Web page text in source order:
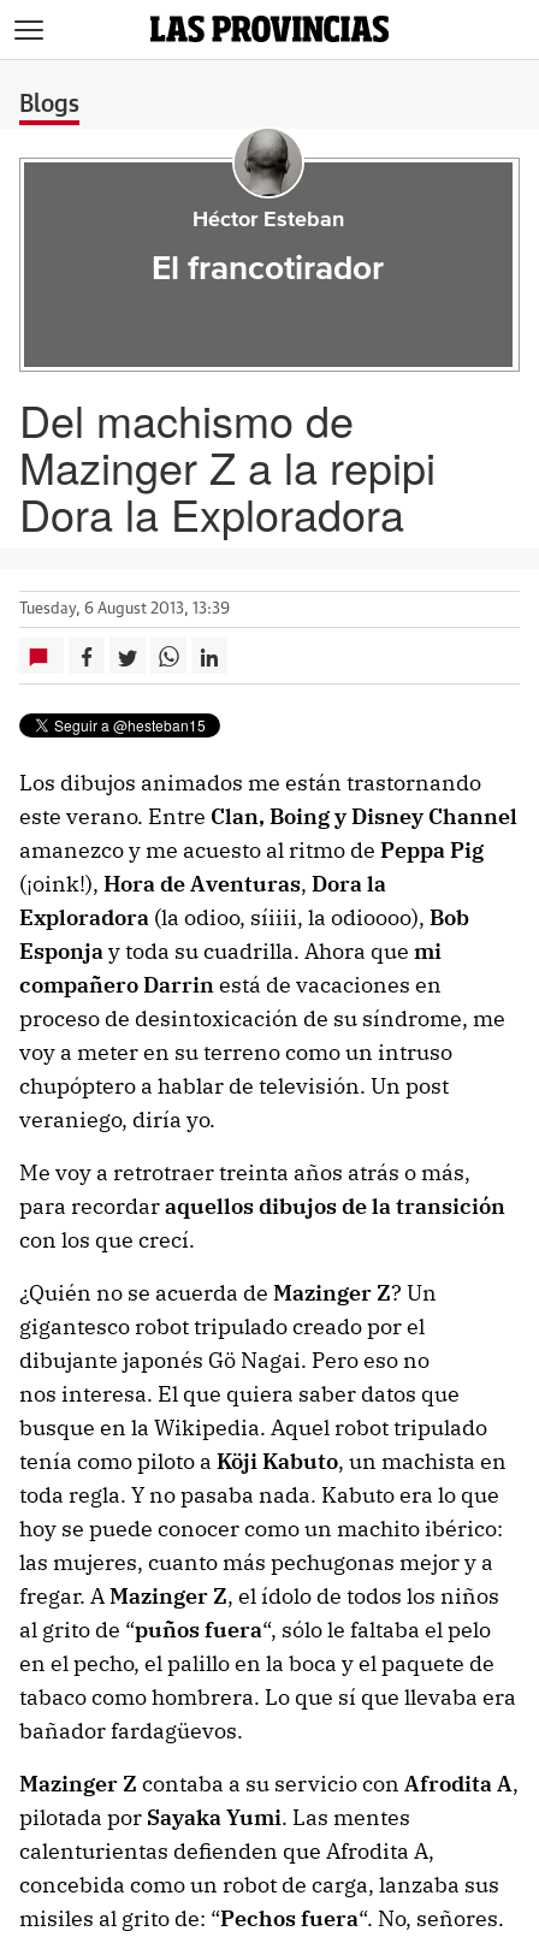
Blogs
Héctor Esteban
El francotirador
Del machismo de
Mazinger Z a la repipi
Dora la Exploradora
Tuesday, 6 August 2013, 13:39
Los dibujos animados me están trastornando
este verano. Entre Clan, Boing y Disney Channel
amanezco y me acuesto al ritmo de Peppa Pig
(¡oink!), Hora de Aventuras, Dora la
Exploradora (la odioo, síiiii, la odioooo), Bob
Esponjay toda su cuadrilla. Ahora que mi
compañero Darrinestá de vacaciones en
proceso de desintoxicación de su síndrome, me
voy a meter en su terreno como un intruso
chupóptero a hablar de televisión. Un post
veraniego, diría yo.
Me voy a retrotraer treinta años atrás o más,
para recordaraquellos dibujos de la transición
con los que crecí.
¿Quién no se acuerda de Mazinger Z? Un
gigantesco robot tripulado creado por el
dibujante japonés Gö Nagai. Pero eso no
nos interesa. El que quiera saber datos que
busque en la Wikipedia. Aquel robot tripulado
tenía como piloto a Köji Kabuto, un machista en
toda regla. Y no pasaba nada. Kabuto era lo que
hoy se puede conocer como un machito ibérico:
las mujeres, cuanto más pechugonas mejor y a
fregar. AMazinger Z, el ídolo de todos los niños
al grito de “puños fuera“, sólo le faltaba el pelo
en el pecho, el palillo en la boca y el paquete de
tabaco como hombrera. Lo que sí que llevaba era
bañador fardagüevos.
Mazinger Z contaba a su servicio con Afrodita A,
pilotada por Sayaka Yumi. Las mentes
calenturientas defienden que Afrodita A,
concebida como un robot de carga, lanzaba sus
misiles al grito de: “Pechos fuera“. No, señores.